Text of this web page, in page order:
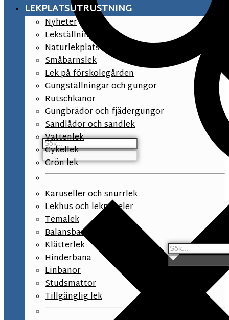
LEKPLATSUTRUSTNING
Nyheter
Lekställningar
Naturlekplats
Småbarnslek
Lek på förskolegården
Gungställningar och gungor
Rutschkanor
Gungbrädor och fjädergungor
Sandlådor och sandlek
Vattenlek
Cykellek
Grön lek
Karuseller och snurrlek
Lekhus och lekpaneler
Temalek
Balansbana
Klätterlek
Hinderbana
Linbanor
Studsmattor
Tillgänglig lek